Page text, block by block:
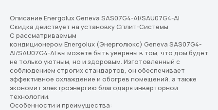
Описание Energolux Geneva SAS07G4-AI/SAU07G4-AI
Скидка действует на установку Сплит-Системы
С рассматриваемым
кондиционером Energolux (Энерголюкс) Geneva SAS07G4-
AI/SAU07G4-AI вы можете быть уверены в том, что дом будет
не только уютным, но и здоровым. Изготовленный с
соблюдением строгих стандартов, он обеспечивает
эффективное охлаждение и обогрев помещений, а также
экономит электроэнергию благодаря инверторной
технологии.
Особенности и преимущества: